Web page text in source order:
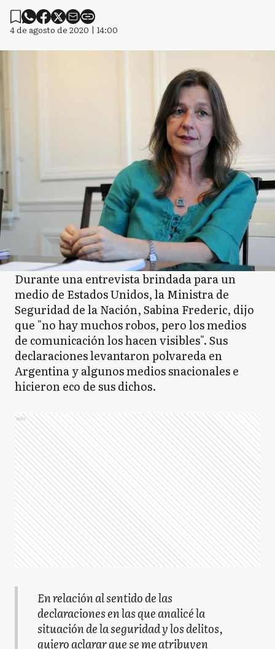
4 de agosto de 2020 | 14:00
Durante una entrevista brindada para un
medio de Estados Unidos, la Ministra de
Seguridad de la Nación, Sabina Frederic, dijo
que "no hay muchos robos, pero los medios
de comunicación los hacen visibles". Sus
declaraciones levantaron polvareda en
Argentina y algunos medios snacionales e
hicieron eco de sus dichos.
Ads
En relación al sentido de las
declaraciones en las que analicé la
situación de la seguridad y los delitos,
quiero aclarar que se me atribuyen